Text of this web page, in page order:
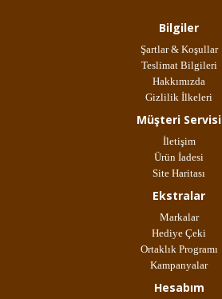
Bilgiler
Şartlar & Koşullar
Teslimat Bilgileri
Hakkımızda
Gizlilik İlkeleri
Müşteri Servisi
İletişim
Ürün İadesi
Site Haritası
Ekstralar
Markalar
Hediye Çeki
Ortaklık Programı
Kampanyalar
Hesabım